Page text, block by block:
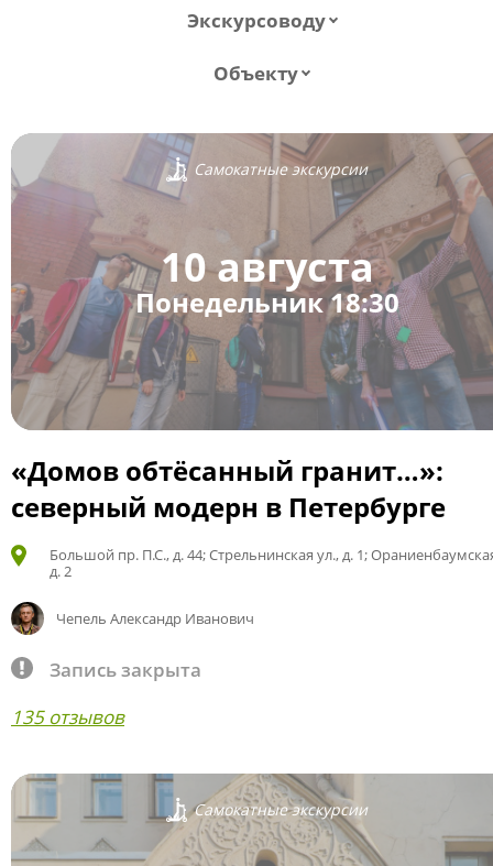
Экскурсоводу
Объекту
Самокатные экскурсии
10 августа
Понедельник 18:30
«Домов обтёсанный гранит…»:
северный модерн в Петербурге
Большой пр. П.С., д. 44; Стрельнинская ул., д. 1;
д. 2
Чепель Александр Иванович
Запись закрыта
135 отзывов
Самокатные экскурсии